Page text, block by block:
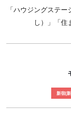
「ハウジングステ
し）」「住
新宿(